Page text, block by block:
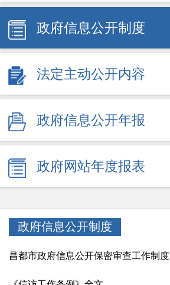
政府信息公开制度
法定主动公开内容
政府信息公开年报
政府网站年度报表
政府信息公开制度
昌都市政府信息公开保密审查工作制度